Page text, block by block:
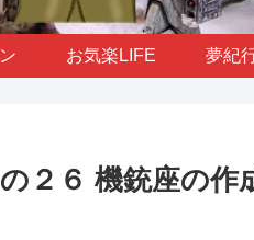
お気楽LIFE 夢紀
２６ 機銃座の作